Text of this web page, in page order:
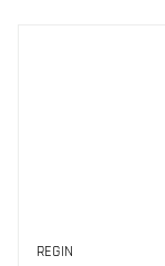
REGIN